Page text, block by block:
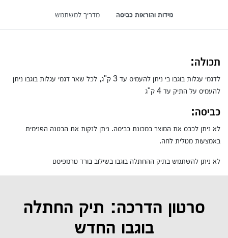
מידות והוראות כביסה מדריך למשתמש
תכולה:
לדגמי עגלות בוגבו בי ניתן להעמיס עד 3 ק"ג, לכל שאר דגמי עגלות בוגבו ניתן
להעמיס על התיק עד 4 ק"ג
כביסה:
לא ניתן לכבס את המוצר במכונת כביסה. ניתן לנקות את הבטנה הפנימית
באמצעות מטלית לחה.
לא ניתן להשתמש בתיק ההחתלה בוגבו בשילוב בורד טרמפיסט
סרטון הדרכה: תיק החתלה
בוגבו החדש